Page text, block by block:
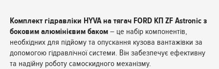
Комплект гідравліки HYVA на тягач FORD КП ZF Astronic з
боковим алюмінієвим баком – це набір компонентів,
необхідних для підйому та опускання кузова вантажівки за
допомогою гідравлічної системи. Він забезпечує ефективну
та надійну роботу самоскидного механізму.